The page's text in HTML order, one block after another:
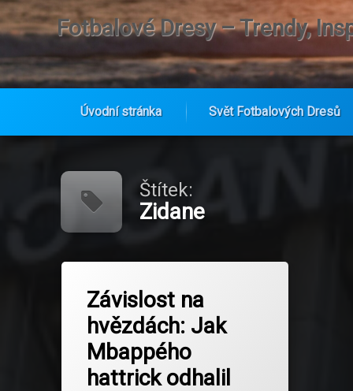
Fotbalové Dresy – Trendy,
Úvodní stránka Svět Fotbalových Dresů
Štítek:
Zidane
Závislost na
hvězdách: Jak
Mbappého
hattrick odhalil
Ancelotti
Bellingham
Benzema